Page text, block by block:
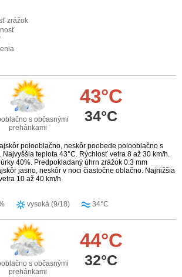
zrážok
s občasnými
prehánkami
43°C
34°C
polooblačno, neskôr poobede polooblačno s
teplota 43°C. Rýchlosť vetra 8 až 30 km/h.
40%. Predpokladaný úhrn zrážok 0.3 mm
jasno, neskôr v noci čiastočne oblačno. Najnižšia
10 až 40 km/h
vysoká (9/18) 34°C
s občasnými
prehánkami
44°C
32°C